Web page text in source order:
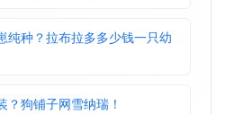
纯种？拉布拉多多少钱一只幼
狗铺子网雪纳瑞！